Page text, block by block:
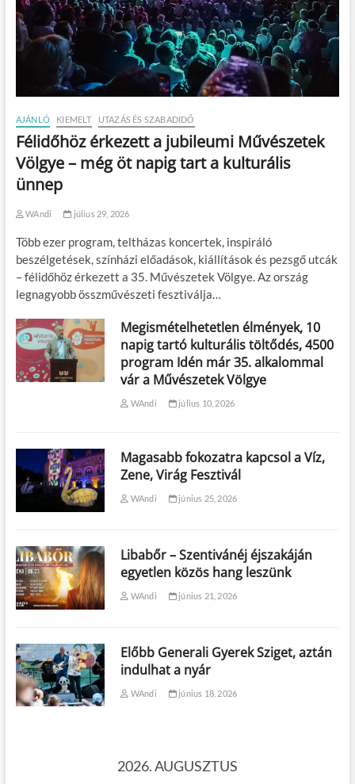
AJÁNLÓ KIEMELT UTAZÁS ÉS SZABADIDŐ
Félidőhöz érkezett a jubileumi Művészetek
Völgye – még öt napig tart a kulturális
ünnep
WAndi július 29, 2026
Több ezer program, teltházas koncertek, inspiráló
beszélgetések, színházi előadások, kiállítások és pezsgő utcák
– félidőhöz érkezett a 35. Művészetek Völgye. Az ország
legnagyobb összművészeti fesztiválja…
Megismételhetetlen élmények, 10
napig tartó kulturális töltődés, 4500
program Idén már 35. alkalommal
vár a Művészetek Völgye
WAndi július 10, 2026
Magasabb fokozatra kapcsol a Víz,
Zene, Virág Fesztivál
WAndi június 25, 2026
Libabőr – Szentivánéj éjszakáján
egyetlen közös hang leszünk
WAndi június 21, 2026
Előbb Generali Gyerek Sziget, aztán
indulhat a nyár
WAndi június 18, 2026
2026. AUGUSZTUS